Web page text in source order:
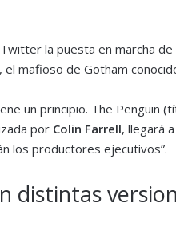
la puesta en marcha
, el mafioso de Gotham
un principio. The Penguin
por Colin Farrell, llegará a
los productores ejecutivos”.
distintas